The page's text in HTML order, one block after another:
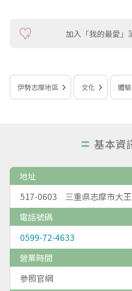
加入「我的最愛」
伊勢志摩地區 文化 體驗
基本資
地址
517-0603 三重県志摩市大
電話號碼
0599-72-4633
營業時間
參照官網